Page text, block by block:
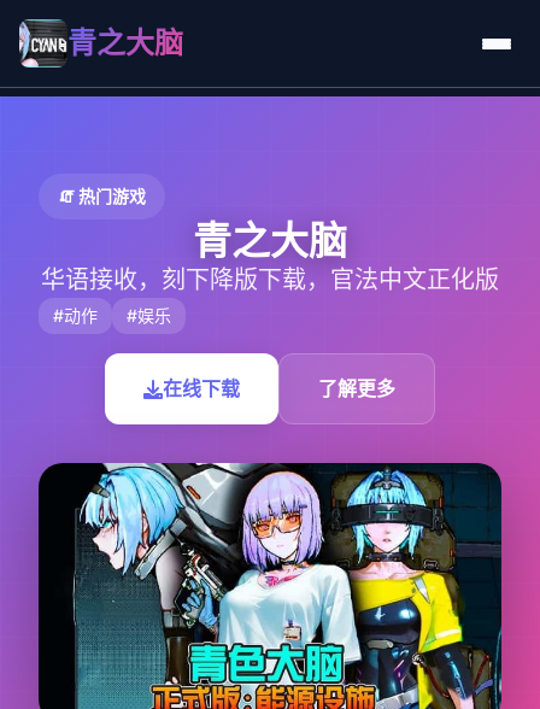
青之大脑
🧯 热门游戏
青之大脑
华语接收，刻下降版下载，官法中文正化版
#动作 #娱乐
在线下载 了解更多